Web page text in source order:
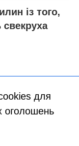
для
оголошень